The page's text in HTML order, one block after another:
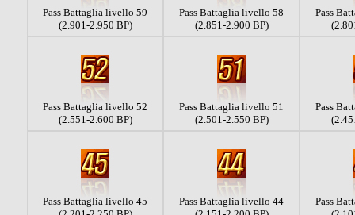
Pass Battaglia livello 59
(2.901-2.950 BP)
Pass Battaglia livello 58
(2.851-2.900 BP)
Pass
Pass Battaglia livello 52
(2.551-2.600 BP)
Pass Battaglia livello 51
(2.501-2.550 BP)
Pass
Pass Battaglia livello 45
Pass Battaglia livello 44
Pass